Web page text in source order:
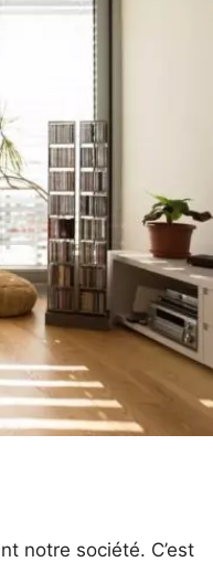
notre société. C’est